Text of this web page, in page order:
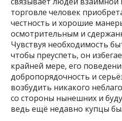
торговле человек
честность и хорошие
осмотрительным и
Чувствуя необходимость
чтобы преуспеть, он
крайней мере, его
добропорядочность и
возбудить никакого
со стороны нынешних и
ведь ещё недавно купцы